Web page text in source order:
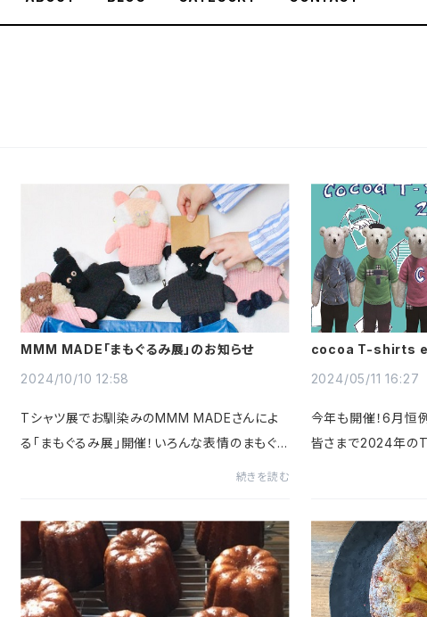
MMM MADE「まもぐるみ展」のお知らせ
2024/10/10 12:58
Tシャツ展でお馴染みのMMM MADEさんによ
る「まもぐるみ展」開催！いろんな表情のまもぐ
るみたちがcocoaにやってきますどうぞよろしく
4/11/16(土)～11/24(日) ＊18(月...
続きを読む
cocoa T-shirts
2024/05/11 16:27
今年も開催！6月恒
皆さまで2024年のT
頭＆オンラインショ
5日(水)～6月16日(